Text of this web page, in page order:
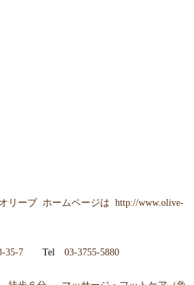
リーブ ホームページは http://www.olive-
35-7Tel 03-3755-5880